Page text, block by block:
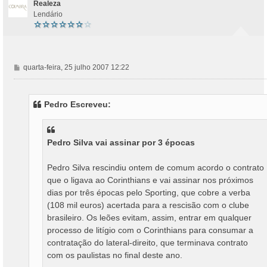
Realeza
Lendário
M
e
quarta-feira, 25 julho 2007 12:22
Pedro Escreveu:
Pedro Silva vai assinar por 3 épocas
Pedro Silva rescindiu ontem de comum acordo o contrato
que o ligava ao Corinthians e vai assinar nos próximos
dias por três épocas pelo Sporting, que cobre a verba
(108 mil euros) acertada para a rescisão com o clube
brasileiro. Os leões evitam, assim, entrar em qualquer
processo de litígio com o Corinthians para consumar a
contratação do lateral-direito, que terminava contrato
com os paulistas no final deste ano.